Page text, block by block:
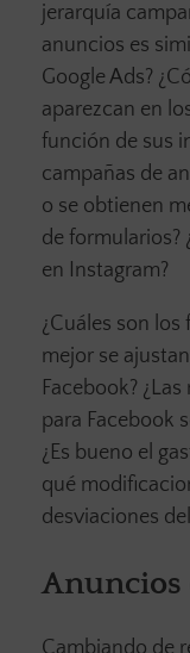
jerarquía
anuncios es
Google Ads?
aparezcan en
función de sus
campañas de
o se obtienen
de formularios?
en Instagram?
¿Cuáles son
mejor se
Facebook?
para Facebook
¿Es bueno el
qué
desviaciones
Cambiando de